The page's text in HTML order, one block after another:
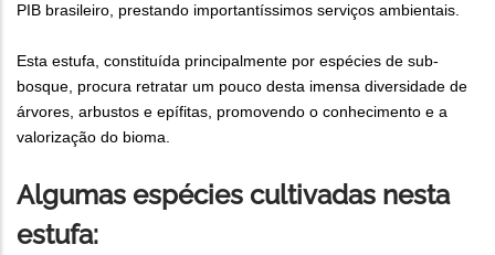
PIB brasileiro, prestando importantíssimos serviços ambientais.
Esta estufa, constituída principalmente por espécies de sub-
bosque, procura retratar um pouco desta imensa diversidade de
árvores, arbustos e epífitas, promovendo o conhecimento e a
valorização do bioma.
Algumas espécies cultivadas nesta
estufa: